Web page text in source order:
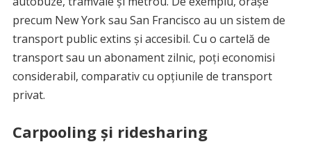
precum New York sau San Francisco au un sistem de
transport public extins și accesibil. Cu o cartelă de
transport sau un abonament zilnic, poți economisi
considerabil, comparativ cu opțiunile de transport
privat.
Carpooling și ridesharing